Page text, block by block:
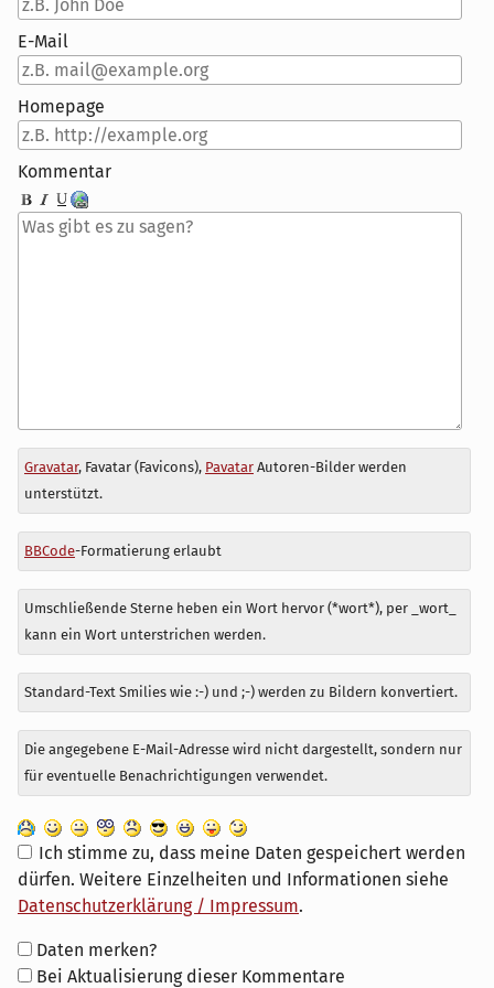
E-Mail
Homepage
Kommentar
Antwort
zu
Gravatar, Favatar (Favicons), PavatarAutoren-Bilder werden
unterstützt.
BBCode-Formatierung erlaubt
Umschließende Sterne heben ein Wort hervor (*wort*), per _wort_
kann ein Wort unterstrichen werden.
Standard-Text Smilies wie :-) und ;-) werden zu Bildern konvertiert.
Die angegebene E-Mail-Adresse wird nicht dargestellt, sondern nur
für eventuelle Benachrichtigungen verwendet.
Ich stimme zu, dass meine Daten gespeichert werden
dürfen. Weitere Einzelheiten und Informationen siehe
Datenschutzerklärung / Impressum.
Formular-
Optionen
Daten merken?
Bei Aktualisierung dieser Kommentare